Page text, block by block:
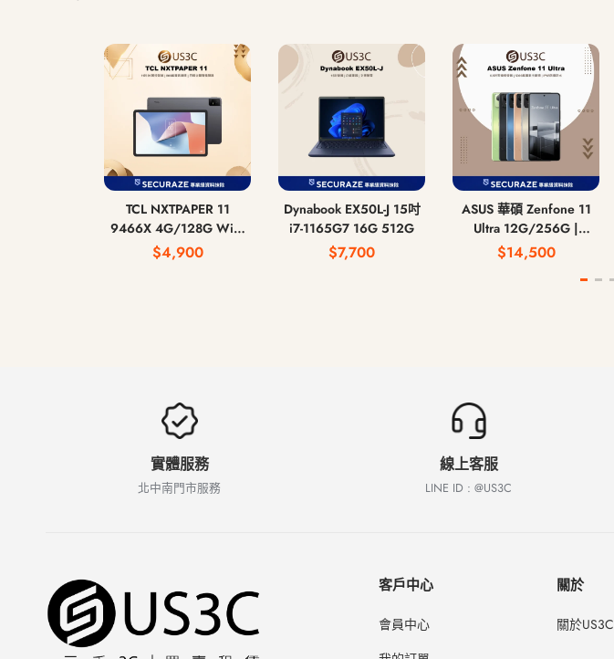
TCL NXTPAPER 11
9466X 4G/128G WiFi
版
$4,900
Dynabook EX50L-J 15吋
i7-1165G7 16G 512G
$7,700
ASUS 華碩 Zenfone 11
Ultra 12G/256G |
16G/512G 6.8吋
$14,500
實體服務
北中南門市服務
線上客服
LINE ID : @US3C
客戶中心
會員中心
關於
關於US3C